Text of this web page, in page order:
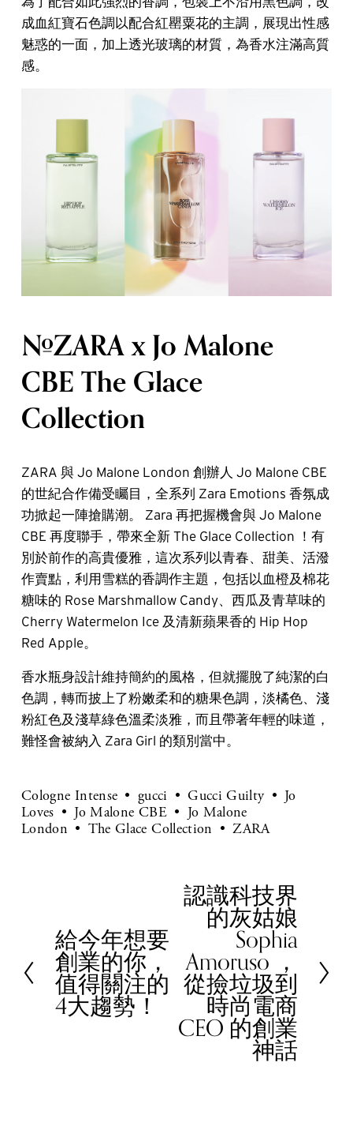
成血紅寶石色調以配合紅罌粟花的主調，展現出性感
魅惑的一面，加上透光玻璃的材質，為香水注滿高質
感。
#ZARA x Jo Malone
CBE The Glace
Collection
ZARA 與 Jo Malone London 創辦人 Jo Malone CBE
的世紀合作備受矚目，全系列 Zara Emotions 香氛成
功掀起一陣搶購潮。 Zara 再把握機會與 Jo Malone
CBE 再度聯手，帶來全新 The Glace Collection ！有
別於前作的高貴優雅，這次系列以青春、甜美、活潑
作賣點，利用雪糕的香調作主題，包括以血橙及棉花
糖味的 Rose Marshmallow Candy、西瓜及青草味的
Cherry Watermelon Ice 及清新蘋果香的 Hip Hop
Red Apple。
香水瓶身設計維持簡約的風格，但就擺脫了純潔的白
色調，轉而披上了粉嫩柔和的糖果色調，淡橘色、淺
粉紅色及淺草綠色溫柔淡雅，而且帶著年輕的味道，
難怪會被納入 Zara Girl 的類別當中。
Cologne Intense gucci Gucci Guilty
Jo
Loves
Jo Malone CBE
Jo Malone
London
The Glace Collection ZARA
P
r
e
v
給今年想要
創業的你，
值得關注的
4大趨勢！
N認識科技界
的灰姑娘
Sophia
Amoruso ，
從撿垃圾到
時尚電商
CEO 的創業
神話